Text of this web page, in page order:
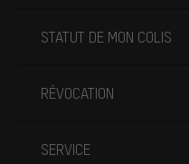
STATUT DE MON COLIS
RÉVOCATION
SERVICE